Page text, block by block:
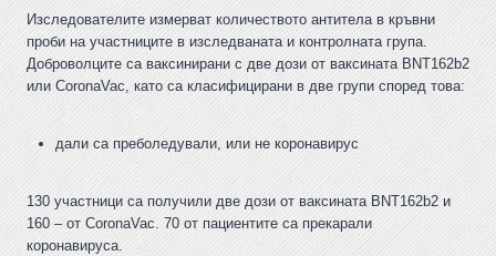
Изследователите измерват количеството антитела в кръвни
проби на участниците в изследваната и контролната група.
Доброволците са ваксинирани с две дози от ваксината BNT162b2
или CoronaVac, като са класифицирани в две групи според това:
дали са преболедували, или не коронавирус
130 участници са получили две дози от ваксината BNT162b2 и
160 – от CoronaVac. 70 от пациентите са прекарали
коронавируса.